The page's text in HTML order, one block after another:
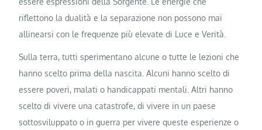
riflettono la dualità e la separazione non possono mai
allinearsi con le frequenze più elevate di Luce e Verità.
Sulla terra, tutti sperimentano alcune o tutte le lezioni che
hanno scelto prima della nascita. Alcuni hanno scelto di
essere poveri, malati o handicappati mentali. Altri hanno
scelto di vivere una catastrofe, di vivere in un paese
sottosviluppato o in guerra per vivere queste esperienze o